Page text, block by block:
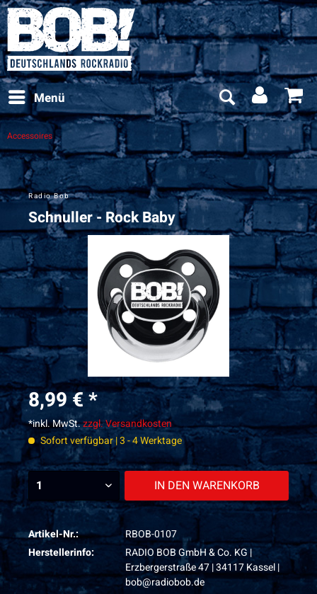
Menü
Accessoires
Radio Bob
Schnuller - Rock Baby
8,99 € *
*inkl. MwSt.zzgl. Versandkosten
Sofort verfügbar | 3 - 4 Werktage
IN DEN WARENKORB
Artikel-Nr.:
RBOB-0107
Herstellerinfo:
RADIO BOB GmbH & Co. KG |
Erzbergerstraße 47 | 34117 Kassel |
bob@radiobob.de